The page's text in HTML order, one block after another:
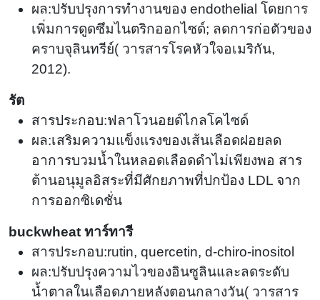
ผล:ปรับปรุงการทำงานของ endothelial โดยการ
เพิ่มการดูดซึมไนตริกออกไซด์; ลดการก่อตัวของ
คราบจุลินทรีย์( วารสารโรคหัวใจอเมริกัน,
2012).
รัต
สารประกอบ:ฟลาโวนอยด์ไกลโคไซด์
ผล:เสริมความแข็งแรงของเส้นเลือดฝอยลด
อาการบวมน้ำในหลอดเลือดดำไม่เพียงพอ สาร
ต้านอนุมูลอิสระที่มีศักยภาพที่ปกป้อง LDL จาก
การออกซิเดชั่น
buckwheat ทาร์ทารี
สารประกอบ:rutin, quercetin, d-chiro-inositol
ผล:ปรับปรุงความไวของอินซูลินและลดระดับ
น้ำตาลในเลือดภายหลังตอนกลางวัน( วารสาร